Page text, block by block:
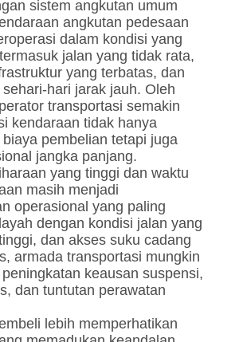
sistem angkutan umum
angkutan pedesaan
dalam kondisi yang
jalan yang tidak rata,
yang terbatas, dan
hari jarak jauh. Oleh
transportasi semakin
kendaraan tidak hanya
pembelian tetapi juga
jangka panjang.
yang tinggi dan waktu
masih menjadi
operasional yang paling
dengan kondisi jalan yang
dan akses suku cadang
armada transportasi mungkin
keausan suspensi,
dan tuntutan perawatan
lebih memperhatikan